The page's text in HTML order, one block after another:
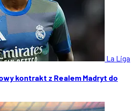
La Liga
kontrakt z Realem Madryt do